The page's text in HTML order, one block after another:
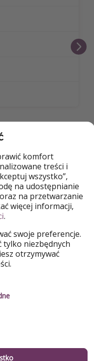
otrzymywać najlepsze
w USA. W każdej chwili
biuletynu. Więcej
Instagram
komfort
treści i
wszystko”,
na udostępnianie
na przetwarzanie
więcej informacji,
.
swoje preferencje.
tylko niezbędnych
otrzymywać